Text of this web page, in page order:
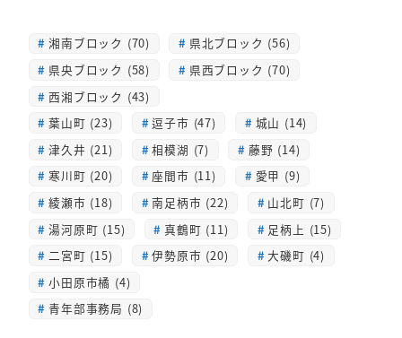
湘南ブロック (70)
県北ブロック (56)
県央ブロック (58)
県西ブロック (70)
西湘ブロック (43)
葉山町 (23)
逗子市 (47)
城山 (14)
津久井 (21)
相模湖 (7)
藤野 (14)
寒川町 (20)
座間市 (11)
愛甲 (9)
綾瀬市 (18)
南足柄市 (22)
山北町 (7)
湯河原町 (15)
真鶴町 (11)
足柄上 (15)
二宮町 (15)
伊勢原市 (20)
大磯町 (4)
小田原市橘 (4)
青年部事務局 (8)